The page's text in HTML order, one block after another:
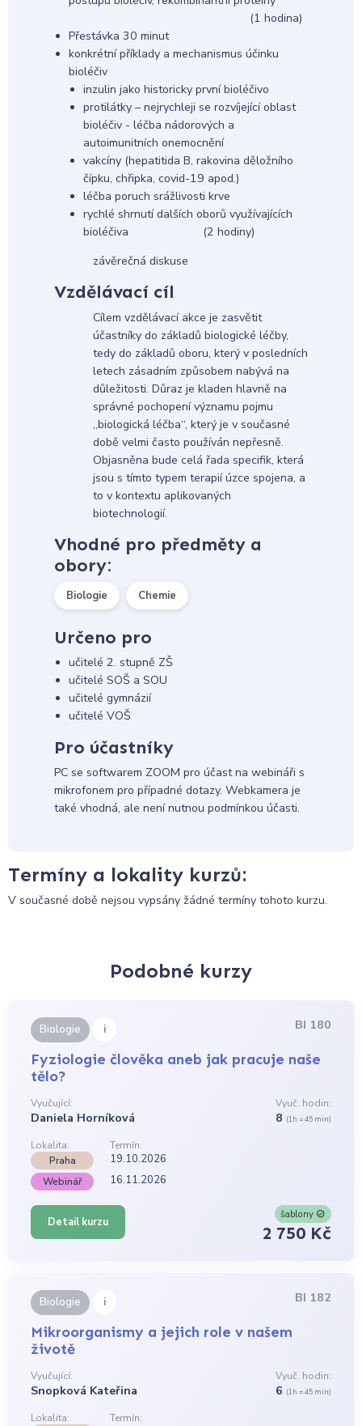
(1 hodina)
Přestávka 30 minut
konkrétní příklady a mechanismus účinku
bioléčiv
inzulin jako historicky první bioléčivo
protilátky – nejrychleji se rozvíjející oblast
bioléčiv - léčba nádorových a
autoimunitních onemocnění
vakcíny (hepatitida B, rakovina děložního
čípku, chřipka, covid-19 apod.)
léčba poruch srážlivosti krve
rychlé shrnutí dalších oborů využívajících
bioléčiva (2 hodiny)
závěrečná diskuse
Vzdělávací cíl
Cílem vzdělávací akce je zasvětit
účastníky do základů biologické léčby,
tedy do základů oboru, který v posledních
letech zásadním způsobem nabývá na
důležitosti. Důraz je kladen hlavně na
správné pochopení významu pojmu
„biologická léčba“, který je v současné
době velmi často používán nepřesně.
Objasněna bude celá řada specifik, která
jsou s tímto typem terapií úzce spojena, a
to v kontextu aplikovaných
biotechnologií.
Vhodné pro předměty a
obory:
Biologie Chemie
Určeno pro
učitelé 2. stupně ZŠ
učitelé SOŠ a SOU
učitelé gymnázií
učitelé VOŠ
Pro účastníky
PC se softwarem ZOOM pro účast na webináři s
mikrofonem pro případné dotazy. Webkamera je
také vhodná, ale není nutnou podmínkou účasti.
Termíny a lokality kurzů:
V současné době nejsou vypsány žádné termíny tohoto kurzu.
Podobné kurzy
Biologie i BI 180
Fyziologie člověka aneb jak pracuje naše
tělo?
Vyučující:
Daniela Horníková
Vyuč. hodin:
8 (1h = 45 min)
Lokalita:
Termín:
Praha
19.10.2026
Webinář 16.11.2026
Detail kurzu
šablony
2 750 Kč
Biologie i BI 182
Mikroorganismy a jejich role v našem
životě
Vyučující:
Snopková Kateřina
Vyuč. hodin:
6 (1h = 45 min)
Lokalita: Termín: